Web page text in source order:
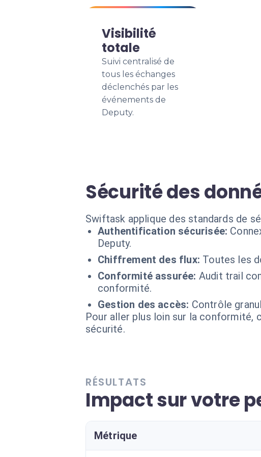
Visibilité
totale
Suivi centralisé de
tous les échanges
déclenchés par les
événements de
Deputy.
Sécurité des
Swiftask applique des standards de
Authentification sécurisée:
Deputy.
Chiffrement des flux: Toutes les
Conformité assurée: Audit trail
conformité.
Gestion des accès: Contrôle
Pour aller plus loin sur la conformité,
sécurité.
RÉSULTATS
Impact sur votre
Métrique